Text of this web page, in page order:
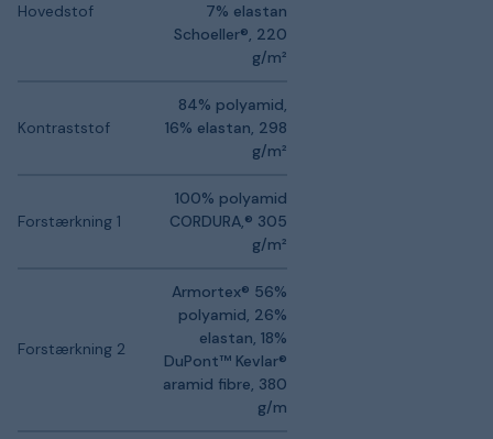
Hovedstof
7% elastan
Schoeller®, 220
g/m²
Kontraststof
84% polyamid,
16% elastan, 298
g/m²
Forstærkning 1
100% polyamid
CORDURA,® 305
g/m²
Forstærkning 2
Armortex® 56%
polyamid, 26%
elastan, 18%
DuPont™ Kevlar®
aramid fibre, 380
g/m